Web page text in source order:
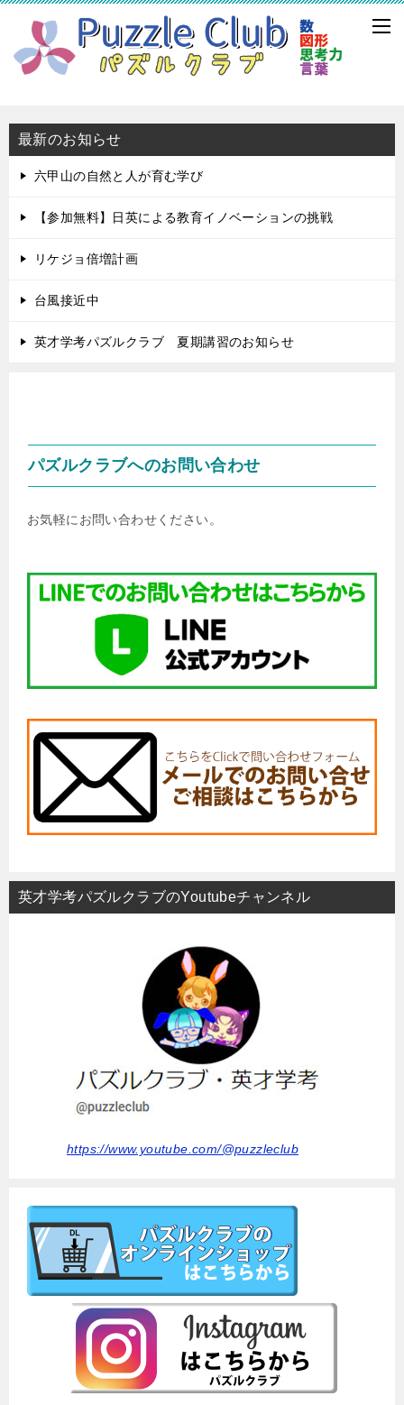
最新のお知らせ
六甲山の自然と人が育む学び
【参加無料】日英による教育イノベーションの挑戦
リケジョ倍増計画
台風接近中
英才学考パズルクラブ 夏期講習のお知らせ
パズルクラブへのお問い合わせ
お気軽にお問い合わせください。
英才学考パズルクラブのYoutubeチャンネル
https://www.youtube.com/@puzzleclub